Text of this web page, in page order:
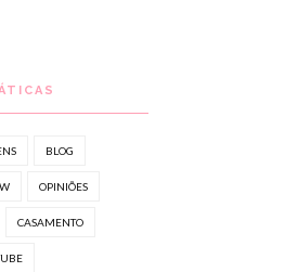
BLOG
OPINIÕES
CASAMENTO